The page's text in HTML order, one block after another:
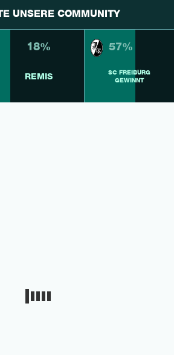
UNSERE COMMUNITY
18%
REMIS
57%
SC FREIBURG
GEWINNT